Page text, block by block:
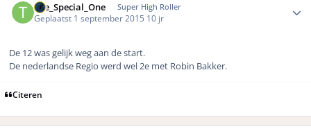
The_Special_One Super High Roller
Geplaatst 1 september 2015 10 jr
De 12 was gelijk weg aan de start.
De nederlandse Regio werd wel 2e met Robin Bakker.
Citeren